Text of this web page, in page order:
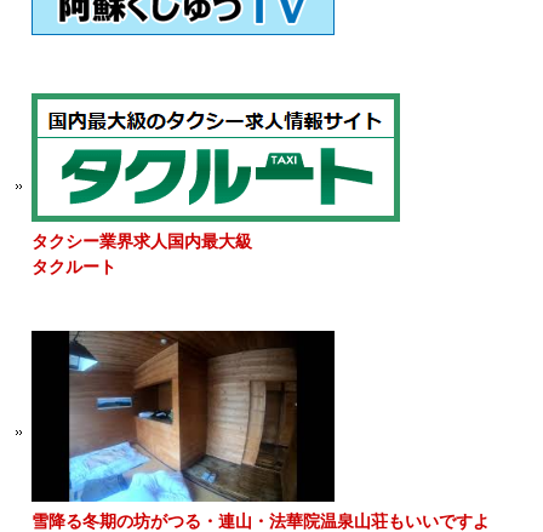
タクシー業界求人国内最大級
タクルート
雪降る冬期の坊がつる・連山・法華院温泉山荘もいいですよ